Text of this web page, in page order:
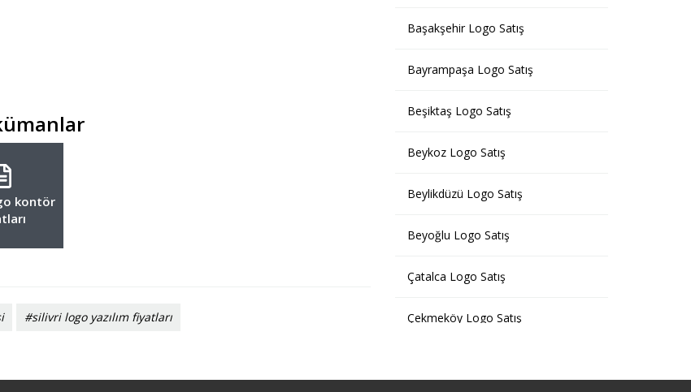
kontör
#silivri logo yazılım fiyatları
Başakşehir Logo Satış
Bayrampaşa Logo Satış
Beşiktaş Logo Satış
Beykoz Logo Satış
Beylikdüzü Logo Satış
Beyoğlu Logo Satış
Çatalca Logo Satış
Çekmeköy Logo Satış